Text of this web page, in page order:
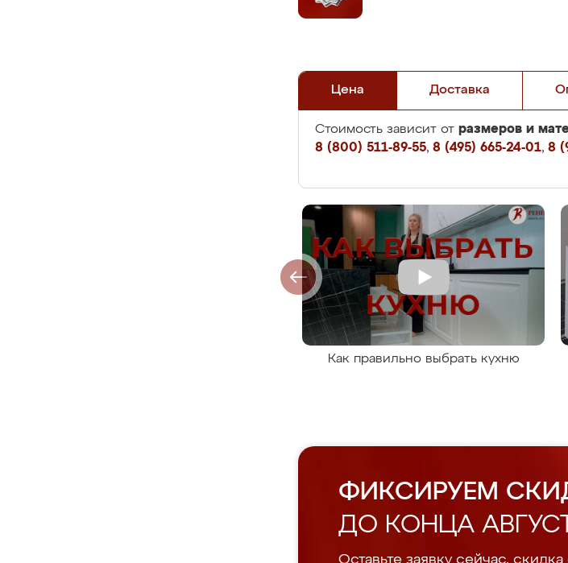
Цена Доставка
Стоимость зависит от размеров и
8 (800) 511-89-55, 8 (495) 665-24-01, 8
Как правильно выбрать кухню
ФИКСИРУЕМ
ДО КОНЦА
Оставьте заявку сейчас, скидка